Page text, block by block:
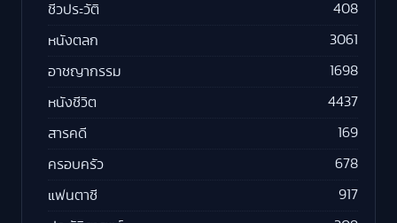
ชีวประวัติ 408
หนังตลก 3061
อาชญากรรม 1698
หนังชีวิต 4437
สารคดี 169
ครอบครัว 678
แฟนตาซี 917